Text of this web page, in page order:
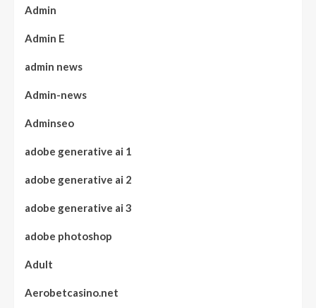
Admin
Admin E
admin news
Admin-news
Adminseo
adobe generative ai 1
adobe generative ai 2
adobe generative ai 3
adobe photoshop
Adult
Aerobetcasino.net